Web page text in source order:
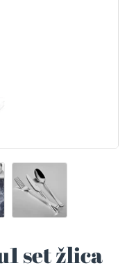
set žlica